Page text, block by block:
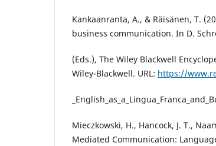
Kankaanranta, A., & Räisänen, T.
business communication. In D.
(Eds.), The Wiley Blackwell
Wiley-Blackwell. URL: https://
Mieczkowski, H., Hancock, J. T.,
Mediated Communication: